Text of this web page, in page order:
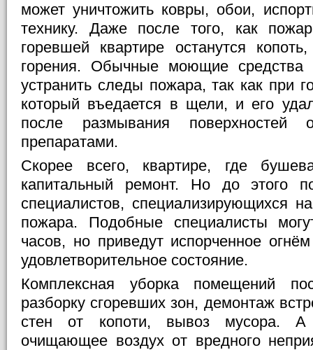
может уничтожить ковры, обои,
технику. Даже после того, как
горевшей квартире останутся
горения. Обычные моющие средства
устранить следы пожара, так как при
который въедается в щели, и его
после размывания поверхностей
препаратами.
Скорее всего, квартире, где
капитальный ремонт. Но до этого
специалистов, специализирующихся
пожара. Подобные специалисты
часов, но приведут испорченное
удовлетворительное состояние.
Комплексная уборка помещений
разборку сгоревших зон, демонтаж
стен от копоти, вывоз мусора. А
очищающее воздух от вредного